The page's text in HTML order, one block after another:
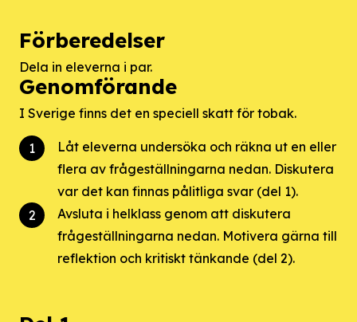
Förberedelser
Dela in eleverna i par.
Genomförande
I Sverige finns det en speciell skatt för tobak.
Låt eleverna undersöka och räkna ut en eller
flera av frågeställningarna nedan. Diskutera
var det kan finnas pålitliga svar (del 1).
Avsluta i helklass genom att diskutera
frågeställningarna nedan. Motivera gärna till
reflektion och kritiskt tänkande (del 2).